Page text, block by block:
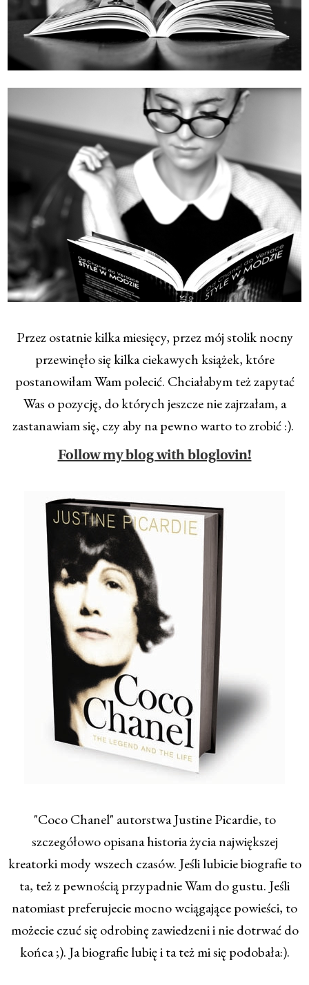
Przez ostatnie kilka miesięcy, przez mój stolik nocny
przewinęło się kilka ciekawych książek, które
postanowiłam Wam polecić. Chciałabym też zapytać
Was o pozycję, do których jeszcze nie zajrzałam, a
zastanawiam się, czy aby na pewno warto to zrobić :).
Follow my blog with bloglovin!
"Coco Chanel" autorstwa Justine Picardie, to
szczegółowo opisana historia życia największej
kreatorki mody wszech czasów. Jeśli lubicie biografie to
ta, też z pewnością przypadnie Wam do gustu. Jeśli
natomiast preferujecie mocno wciągające powieści, to
możecie czuć się odrobinę zawiedzeni i nie dotrwać do
końca ;). Ja biografie lubię i ta też mi się podobała:).